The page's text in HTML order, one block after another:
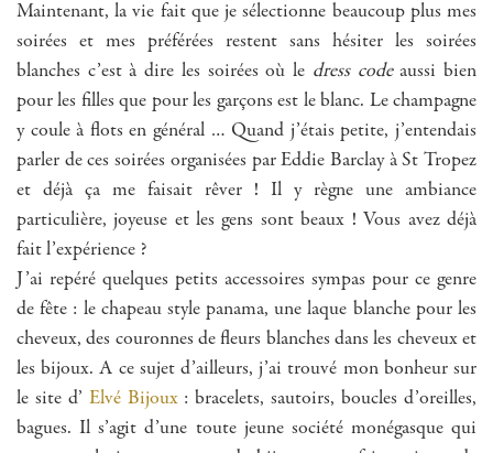
Maintenant, la vie fait que je sélectionne beaucoup plus mes
soirées et mes préférées restent sans hésiter les soirées
blanches c’est à dire les soirées où le dress codeaussi bien
pour les filles que pour les garçons est le blanc. Le champagne
y coule à flots en général … Quand j’étais petite, j’entendais
parler de ces soirées organisées par Eddie Barclay à St Tropez
et déjà ça me faisait rêver ! Il y règne une ambiance
particulière, joyeuse et les gens sont beaux ! Vous avez déjà
fait l’expérience ?
J’ai repéré quelques petits accessoires sympas pour ce genre
de fête : le chapeau style panama, une laque blanche pour les
cheveux, des couronnes de fleurs blanches dans les cheveux et
les bijoux. A ce sujet d’ailleurs, j’ai trouvé mon bonheur sur
le site d’ Elvé Bijoux: bracelets, sautoirs, boucles d’oreilles,
bagues. Il s’agit d’une toute jeune société monégasque qui